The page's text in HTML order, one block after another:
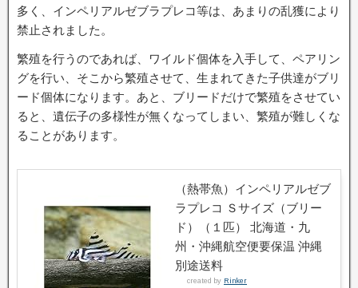
多く、インペリアルゼブラプレコ等は、あまりの乱獲により
禁止されました。
繁殖を行うのであれば、ワイルド個体を入手して、ペアリン
グを行い、そこから繁殖させて、生まれてきた子供達がブリ
ード個体になります。あと、ブリードだけで繁殖をさせてい
ると、遺伝子の多様性が無くなってしまい、繁殖が難しくな
ることがあります。
（熱帯魚）インペリアルゼブ
ラプレコ Ｓサイズ（ブリー
ド）（１匹） 北海道・九
州・沖縄航空便要保温 沖縄
別途送料
created by Rinker